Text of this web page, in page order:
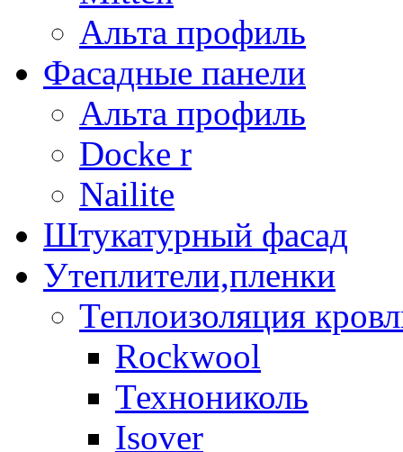
Альта профиль
Фасадные панели
Альта профиль
Docke r
Nailite
Штукатурный фасад
Утеплители,пленки
Теплоизоляция
Rockwool
Технониколь
Isover